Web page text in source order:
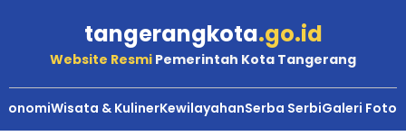
tangerangkota.go.id
Website Resmi Pemerintah Kota Tangerang
Wisata & KulinerKewilayahanSerba SerbiGaleri Foto